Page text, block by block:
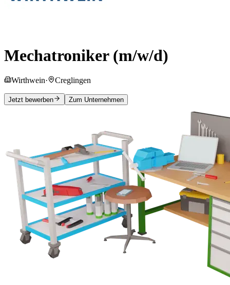
Mechatroniker (m/w/d)
Wirthwein· Creglingen
Jetzt bewerben Zum Unternehmen